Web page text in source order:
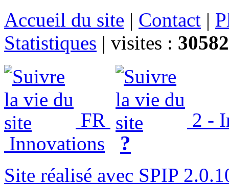
Accueil du site | Contact |
Statistiques | visites :
FR
2 -
Innovations
?
Site réalisé avec SPIP